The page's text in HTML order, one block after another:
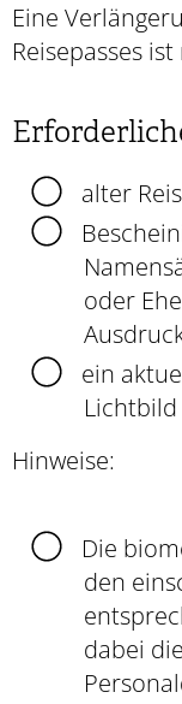
Eine
Reisepasses
alter
oder
ein
Lichtbild
Hinweise:
Die
den
dabei die